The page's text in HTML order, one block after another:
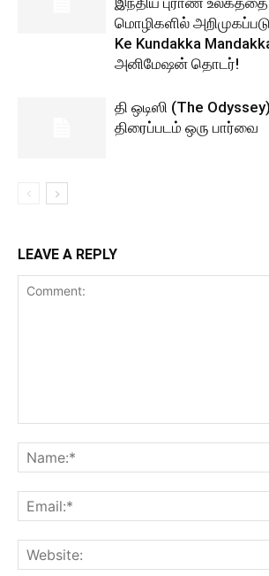
மொழிகளில்
Ke Kundakka
அனிமேஷன் தொடர்!
தி ஒடிஸி (The
திரைப்படம் ஒரு பார்வை
LEAVE A REPLY